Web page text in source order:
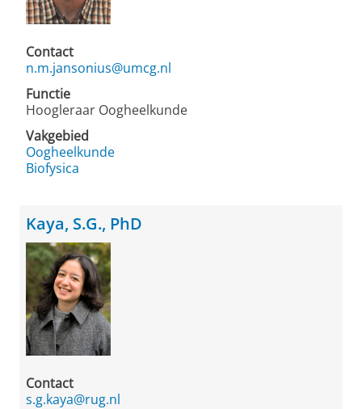
Contact
n.m.jansonius@umcg.nl
Functie
Hoogleraar Oogheelkunde
Vakgebied
Oogheelkunde
Biofysica
Kaya, S.G., PhD
Contact
s.g.kaya@rug.nl